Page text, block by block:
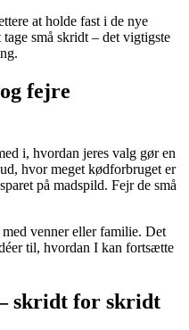
at holde fast i de nye
små skridt – det vigtigste
fejre
i, hvordan jeres valg gør en
hvor meget kødforbruget er
på madspild. Fejr de små
venner eller familie. Det
til, hvordan I kan fortsætte
skridt for skridt